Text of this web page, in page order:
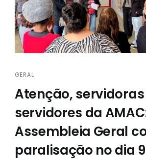
GERAL
Atenção, servidoras
servidores da
Assembleia Geral
paralisação no dia